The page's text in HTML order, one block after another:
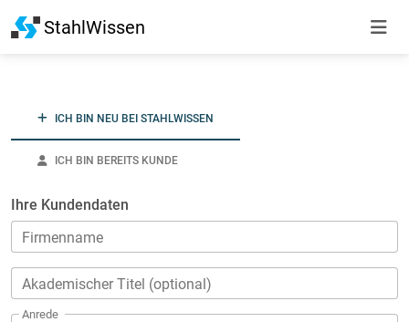
StahlWissen
ICH BIN NEU BEI STAHLWISSEN
ICH BIN BEREITS KUNDE
Ihre Kundendaten
Firmenname
Akademischer Titel (optional)
Anrede